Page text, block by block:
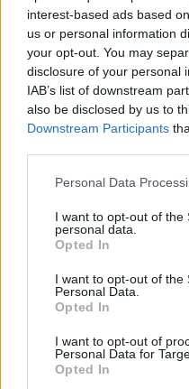
interest-based ads based
us or personal information
your opt-out. You may
disclosure of your personal
IAB’s list of downstream
also be disclosed by us to
Downstream Participants
Personal Data
I want to opt-out of the
personal data.
Opted In
I want to opt-out of the
Personal Data.
Opted In
I want to opt-out of
Personal Data for
Opted In
La Roma vola:
e il Napoli va ko
03/11/2019
ZANIOLO ANCORA IN GOL
Tutti pazzi per la
03/11/2019
SERIE A
doma il Toro
31/10/2019
LO SPOT